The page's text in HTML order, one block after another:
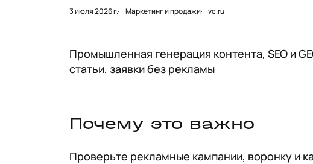
3 июля 2026 г. Маркетинг и продажи vc.ru
Промышленная генерация контента, SEO и
статьи, заявки без рекламы
Почему это важно
Проверьте рекламные кампании, воронку и